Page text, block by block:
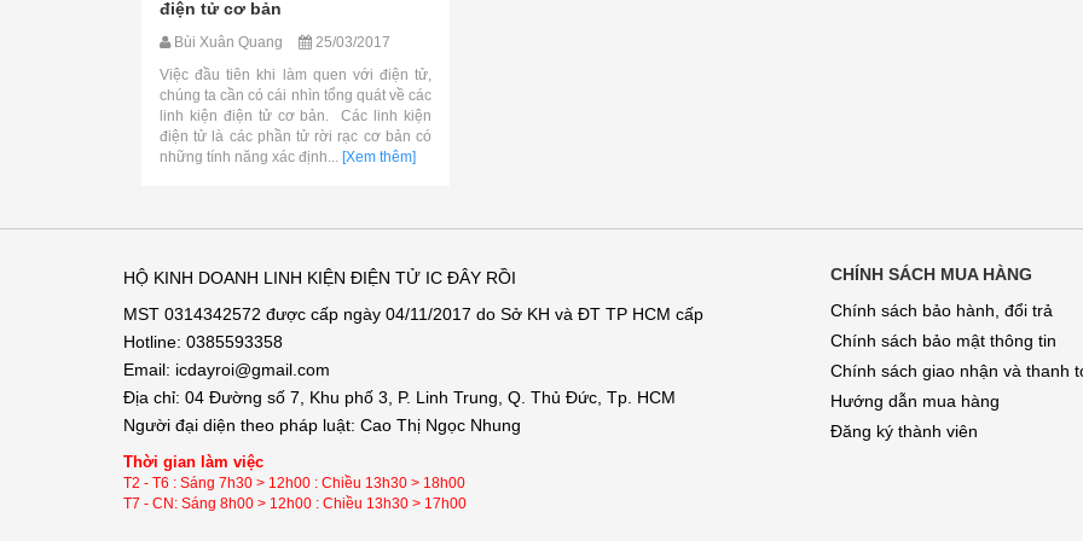
điện tử cơ bản
Bùi Xuân Quang
25/03/2017
Việc đầu tiên khi làm quen với điện tử,
chúng ta cần có cái nhìn tổng quát về các
linh kiện điện tử cơ bản. Các linh kiện
điện tử là các phần tử rời rạc cơ bản có
những tính năng xác định... [Xem thêm]
HỘ KINH DOANH LINH KIỆN ĐIỆN TỬ IC ĐÂY RỒI
MST 0314342572 được cấp ngày 04/11/2017 do Sở KH và ĐT TP HCM cấp
Hotline: 0385593358
Email: icdayroi@gmail.com
Địa chỉ: 04 Đường số 7, Khu phố 3, P. Linh Trung, Q. Thủ Đức, Tp. HCM
Người đại diện theo pháp luật: Cao Thị Ngọc Nhung
Thời gian làm việc
T2 - T6 : Sáng 7h30 > 12h00 : Chiều 13h30 > 18h00
T7 - CN: Sáng 8h00 > 12h00 : Chiều 13h30 > 17h00
CHÍNH SÁCH MUA HÀNG
Chính sách bảo hành, đổi trả
Chính sách bảo mật thông tin
Chính sách giao nhận và thanh
Hướng dẫn mua hàng
Đăng ký thành viên